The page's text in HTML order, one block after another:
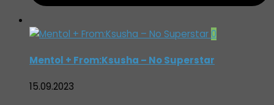
0
Mentol + From:Ksusha – No Superstar
15.09.2023